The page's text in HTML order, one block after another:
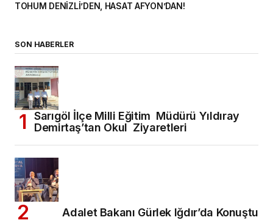
TOHUM DENİZLİ’DEN, HASAT AFYON’DAN!
SON HABERLER
Sarıgöl İlçe Milli Eğitim Müdürü Yıldıray
Demirtaş’tan Okul Ziyaretleri
Adalet Bakanı Gürlek Iğdır’da Konuştu